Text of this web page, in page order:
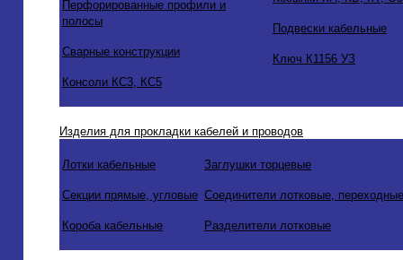
Перфорированные профили и
полосы
Сварные конструкции
Консоли КС3, КС5
Подвески кабельные
Ключ К1156 УЗ
Изделия для прокладки кабелей и проводов
Лотки кабельные
Секции прямые, угловые
Короба кабельные
Заглушки торцевые
Соединители лотковые,
Разделители лотковые